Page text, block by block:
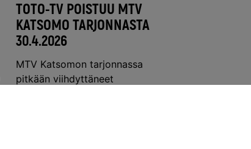
TOTO-TV POISTUU MTV
KATSOMO TARJONNASTA
30.4.2026
MTV Katsomon tarjonnassa
pitkään viihdyttäneet